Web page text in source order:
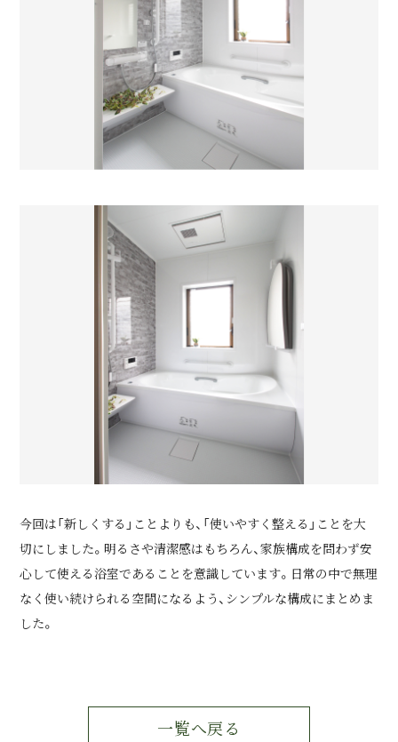
今回は「新しくする」ことよりも、「使いやすく整える」ことを大
切にしました。明るさや清潔感はもちろん、家族構成を問わず安
心して使える浴室であることを意識しています。日常の中で無理
なく使い続けられる空間になるよう、シンプルな構成にまとめま
した。
一覧へ戻る